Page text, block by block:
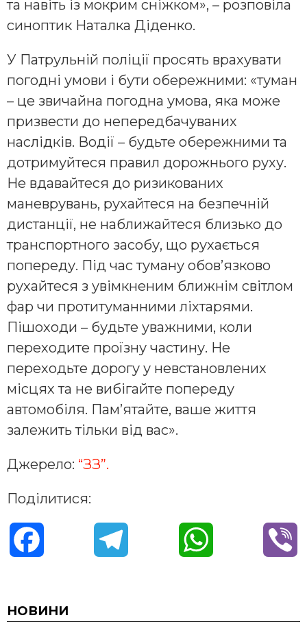
та навіть із мокрим сніжком», – розповіла
синоптик Наталка Діденко.
У Патрульній поліції просять врахувати
погодні умови і бути обережними: «туман
– це звичайна погодна умова, яка може
призвести до непередбачуваних
наслідків. Водії – будьте обережними та
дотримуйтеся правил дорожнього руху.
Не вдавайтеся до ризикованих
маневрувань, рухайтеся на безпечній
дистанції, не наближайтеся близько до
транспортного засобу, що рухається
попереду. Під час туману обов’язково
рухайтеся з увімкненим ближнім світлом
фар чи протитуманними ліхтарями.
Пішоходи – будьте уважними, коли
переходите проїзну частину. Не
переходьте дорогу у невстановлених
місцях та не вибігайте попереду
автомобіля. Пам’ятайте, ваше життя
залежить тільки від вас».
Джерело: “ЗЗ”.
Поділитися:
c
НОВИНИ